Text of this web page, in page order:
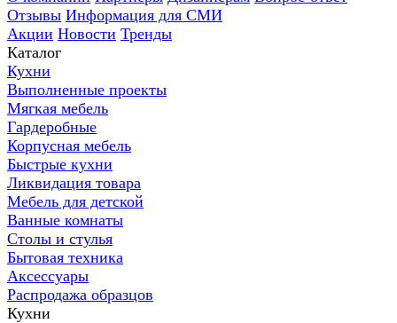
Отзывы Информация для СМИ
Акции Новости Тренды
Каталог
Кухни
Выполненные проекты
Мягкая мебель
Гардеробные
Корпусная мебель
Быстрые кухни
Ликвидация товара
Мебель для детской
Ванные комнаты
Столы и стулья
Бытовая техника
Аксессуары
Распродажа образцов
Кухни